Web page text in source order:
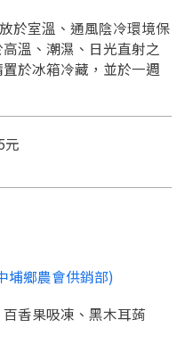
於室溫、通風陰冷環境保
溫、潮濕、日光直射之
於冰箱冷藏，並於一週
埔鄉農會供銷部)
香果吸凍、黑木耳蒟